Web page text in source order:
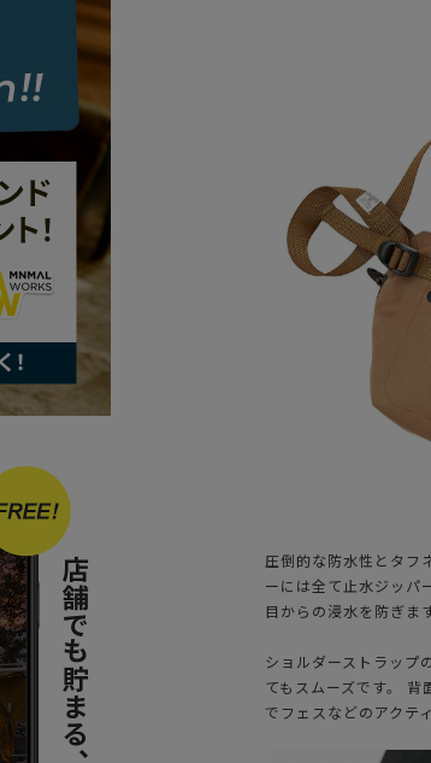
圧倒的な防水性とタフ
ーには全て止水ジッパ
目からの浸水を防ぎます
ショルダーストラップ
てもスムーズです。
でフェスなどのアクテ